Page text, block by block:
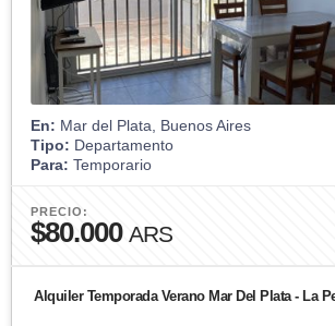
En: Mar del Plata, Buenos Aires
Tipo: Departamento
Para: Temporario
PRECIO:
$80.000 ARS
Alquiler Temporada Verano Mar Del Plata - La